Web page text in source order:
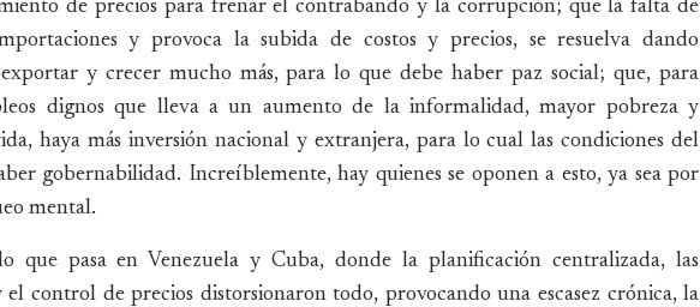
de precios para frenar el contrabando y la corrupción; que la falta de
y provoca la subida de costos y precios, se resuelva dando
y crecer mucho más, para lo que debe haber paz social; que, para
dignos que lleva a un aumento de la informalidad, mayor pobreza y
haya más inversión nacional y extranjera, para lo cual las condiciones del
gobernabilidad. Increíblemente, hay quienes se oponen a esto, ya sea por
mental.
que pasa en Venezuela y Cuba, donde la planificación centralizada, las
el control de precios distorsionaron todo, provocando una escasez crónica, la